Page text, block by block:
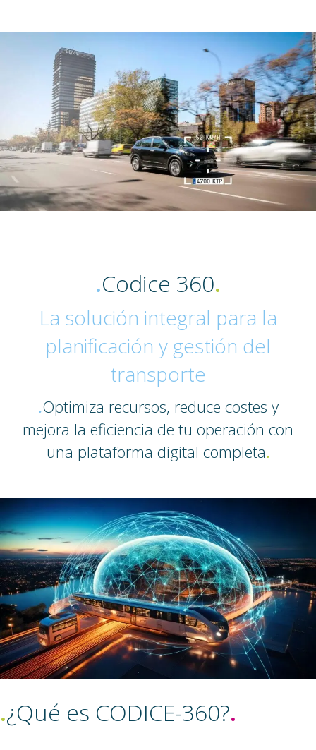
.Codice 360.
La solución integral para la
planificación y gestión del
transporte
.Optimiza recursos, reduce costes y
mejora la eficiencia de tu operación con
una plataforma digital completa.
.¿Qué es CODICE-360?.